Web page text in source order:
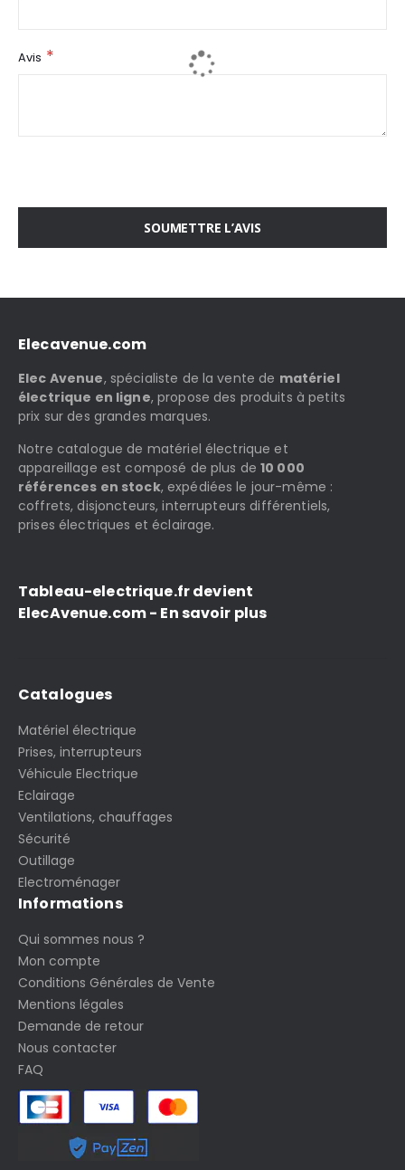
Avis
SOUMETTRE L’AVIS
Elecavenue.com
Elec Avenue, spécialiste de la vente de matériel
électrique en ligne, propose des produits à petits
prix sur des grandes marques.
Notre catalogue de matériel électrique et
appareillage est composé de plus de10 000
références en stock, expédiées le jour-même :
coffrets, disjoncteurs, interrupteurs différentiels,
prises électriques et éclairage.
Tableau-electrique.fr devient
ElecAvenue.com - En savoir plus
Catalogues
Matériel électrique
Prises, interrupteurs
Véhicule Electrique
Eclairage
Ventilations, chauffages
Sécurité
Outillage
Electroménager
Informations
Qui sommes nous ?
Mon compte
Conditions Générales de Vente
Mentions légales
Demande de retour
Nous contacter
FAQ